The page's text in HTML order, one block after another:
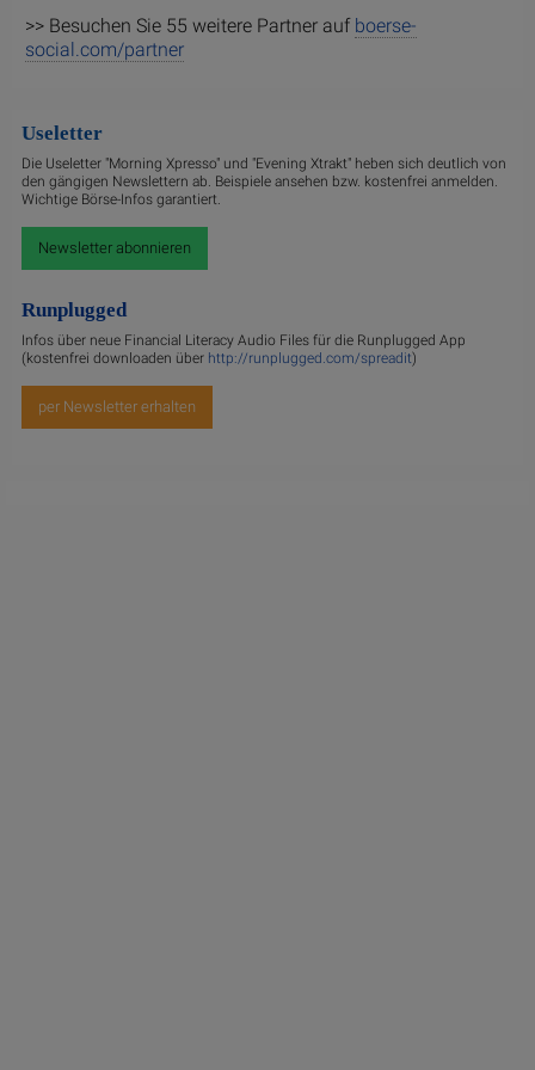
>> Besuchen Sie 55 weitere Partner auf boerse-
social.com/partner
Useletter
Die Useletter "Morning Xpresso" und "Evening Xtrakt" heben sich deutlich von
den gängigen Newslettern ab. Beispiele ansehen bzw. kostenfrei anmelden.
Wichtige Börse-Infos garantiert.
Newsletter abonnieren
Runplugged
Infos über neue Financial Literacy Audio Files für die Runplugged App
(kostenfrei downloaden über http://runplugged.com/spreadit)
per Newsletter erhalten